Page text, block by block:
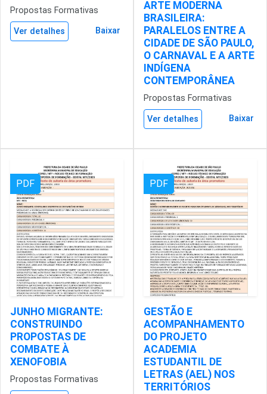
Propostas Formativas
Ver detalhes Baixar
ARTE MODERNA
BRASILEIRA:
PARALELOS ENTRE A
CIDADE DE SÃO PAULO,
O CARNAVAL E A ARTE
INDÍGENA
CONTEMPORÂNEA
Propostas Formativas
Ver detalhes Baixar
PDF
JUNHO MIGRANTE:
CONSTRUINDO
PROPOSTAS DE
COMBATE À
XENOFOBIA
Propostas Formativas
PDF
GESTÃO E
ACOMPANHAMENTO
DO PROJETO
ACADEMIA
ESTUDANTIL DE
LETRAS (AEL) NOS
TERRITÓRIOS